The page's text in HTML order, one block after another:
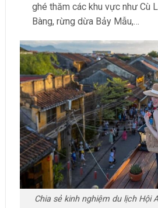
ghé thăm các khu vực như Cù
Bàng, rừng dừa Bảy Mẫu,…
Chia sẻ kinh nghiệm du lịch Hội